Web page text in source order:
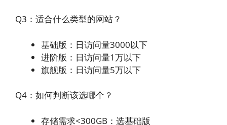
Q3：适合什么类型的网站？
基础版：日访问量3000以下
进阶版：日访问量1万以下
旗舰版：日访问量5万以下
Q4：如何判断该选哪个？
存储需求<300GB：选基础版